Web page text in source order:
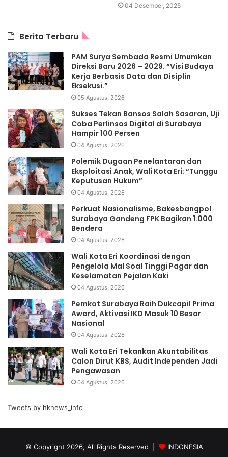
04 Desember, 2025
Berita Terbaru
PAM Surya Sembada Resmi Umumkan
Direksi Baru 2026 – 2029. “Visi Budaya
Kerja Berbasis Data dan Disiplin
Eksekusi.”
05 Agustus, 2026
Sukses Tekan Bansos Salah Sasaran, Uji
Coba Perlinsos Digital di Surabaya
Hampir 100 Persen
04 Agustus, 2026
Polemik Dugaan Penelantaran dan
Eksploitasi Anak, Wali Kota Eri: “Tunggu
Keputusan Hukum”
04 Agustus, 2026
Perkuat Nasionalisme, Bakesbangpol
Surabaya Gandeng FPK Bagikan 1.000
Bendera
04 Agustus, 2026
Wali Kota Eri Koordinasi dengan
Pengelola Mal Soal Tinggi Pagar dan
Keselamatan Pejalan Kaki
04 Agustus, 2026
Pemkot Surabaya Raih Dukcapil Prima
Award, Aktivasi IKD Masuk 10 Besar
Nasional
04 Agustus, 2026
Wali Kota Eri Tekankan Akuntabilitas
Calon Dirut KBS, Audit Independen Jadi
Pengawasan
04 Agustus, 2026
Tweets by hknews_info
© Copyright 2026, All Rights Reserved | INDONESIA